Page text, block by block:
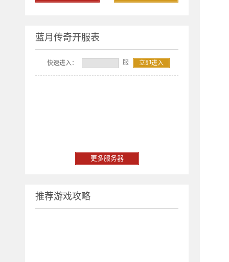
蓝月传奇开服表
快速进入： 服 立即进入
更多服务器
推荐游戏攻略